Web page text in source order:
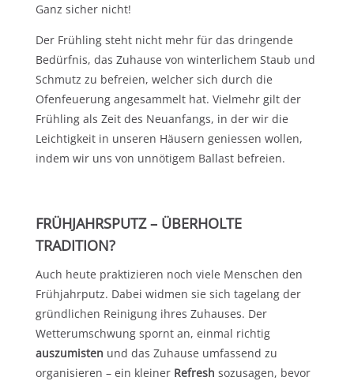
Ganz sicher nicht!
Der Frühling steht nicht mehr für das dringende
Bedürfnis, das Zuhause von winterlichem Staub und
Schmutz zu befreien, welcher sich durch die
Ofenfeuerung angesammelt hat. Vielmehr gilt der
Frühling als Zeit des Neuanfangs, in der wir die
Leichtigkeit in unseren Häusern geniessen wollen,
indem wir uns von unnötigem Ballast befreien.
FRÜHJAHRSPUTZ – ÜBERHOLTE
TRADITION?
Auch heute praktizieren noch viele Menschen den
Frühjahrputz. Dabei widmen sie sich tagelang der
gründlichen Reinigung ihres Zuhauses. Der
Wetterumschwung spornt an, einmal richtig
auszumisten und das Zuhause umfassend zu
organisieren – ein kleiner Refresh sozusagen, bevor